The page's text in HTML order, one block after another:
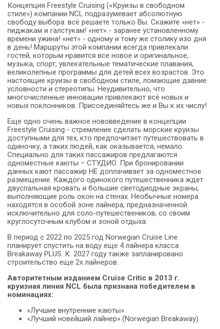
Концепция Freestyle Cruising («Круизы в свободном
стиле») компании NCL подразумевает абсолютную
свободу выбора: всё решаете только Вы. Скажите «нет» -
пиджакам и галстукам! «нет» - заранее установленному
времени ужина! «нет» - одному и тому же столику изо дня
в день! Маршруты этой компании всегда привлекали
гостей, которым нравится все новое и оригинальное,
музыка, спорт, увлекательные тематические плавания,
великолепные программы для детей всех возрастов. Это
настоящие круизы в свободном стиле, ломающие давние
условности и стереотипы. Неудивительно, что
многочисленные инновации привлекают всё новых и
новых поклонников. Присоединяйтесь же и Вы к их числу!
Еще одно очень важное нововведение в концепции
Freestyle Cruising - стремление сделать морские круизы
доступными для тех, кто предпочитает путешествовать в
одиночку, а таких людей, как оказывается, немало.
Специально для таких пассажиров предлагаются
одноместные каюты – СТУДИО. При бронировании
данных кают пассажир НЕ доплачивает за одноместное
размещение. Каждого одинокого путешественника ждет
двуспальная кровать и большие светодиодные экраны,
выполняющие роль окон на стенах. Необычные номера
находятся в особой зоне лайнера, предназначенной
исключительно для соло-путешествеников, со своим
круглосуточным клубом и зоной отдыха.
В период с 2022 по 2025 год Norwegian Cruise Line
планирует спустить на воду еще 4 лайнера класса
Breakaway PLUS. К 2027 году также запланировано
строительство еще 2х лайнеров.
Авторитетным изданием Cruise Critic в 2013 г.
круизная линия NCL была признана победителем в
номинациях:
«Лучшие внутренние каюты»
«Лучший новейший лайнер» (Norwegian Breakaway)